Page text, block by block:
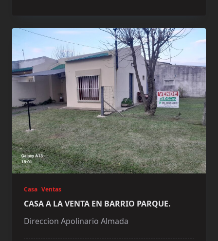
Casa Ventas
CASA A LA VENTA EN BARRIO PARQUE.
Direccion Apolinario Almada